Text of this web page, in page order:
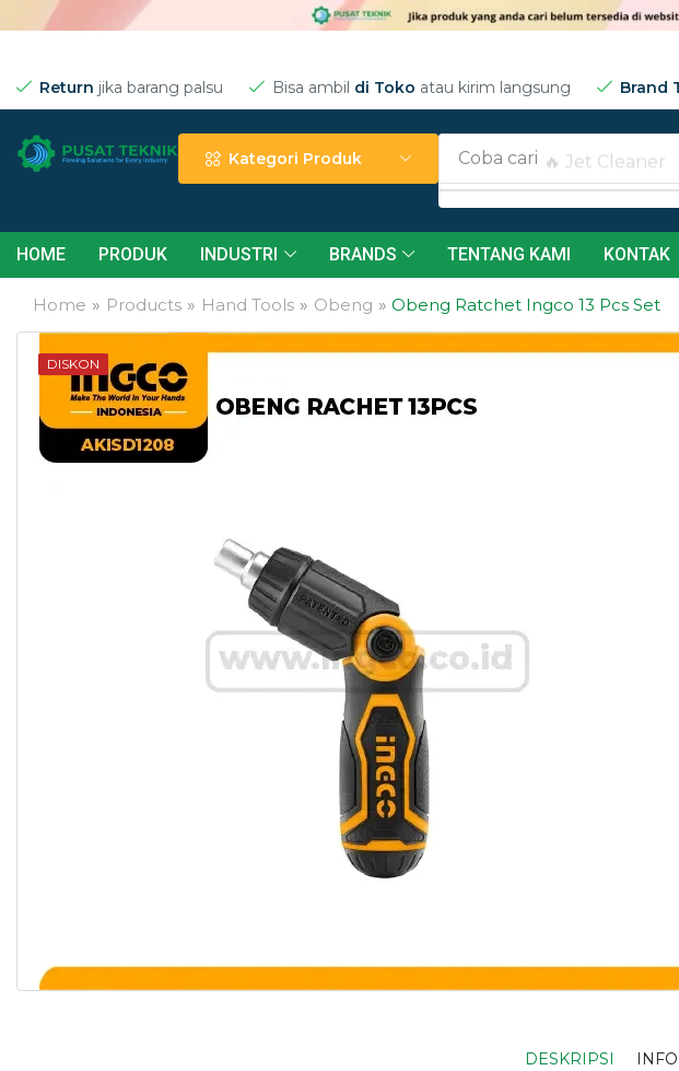
Return jika barang palsu Bisa ambil di Toko atau kirim langsung Brand
Kategori Produk Coba cari 🔥 Jet Cleaner
HOME PRODUK INDUSTRI BRANDS TENTANG KAMI KONTAK
Home » Products » Hand Tools » Obeng » Obeng Ratchet Ingco 13 Pcs Set
DISKON
DESKRIPSI